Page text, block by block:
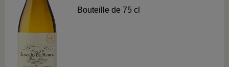
Bouteille de 75 cl